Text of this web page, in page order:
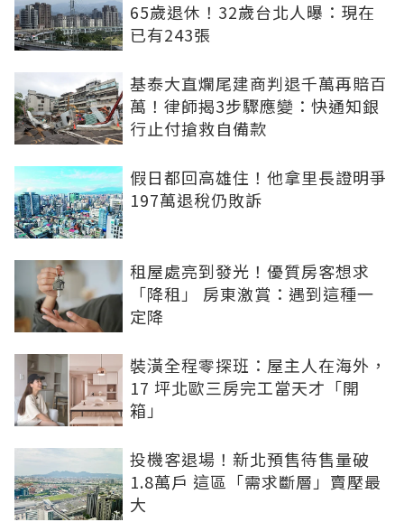
65歲退休！32歲台北人曝：現在
已有243張
基泰大直爛尾建商判退千萬再賠百
萬！律師揭3步驟應變：快通知銀
行止付搶救自備款
假日都回高雄住！他拿里長證明爭
197萬退稅仍敗訴
租屋處亮到發光！優質房客想求
「降租」 房東激賞：遇到這種一
定降
裝潢全程零探班：屋主人在海外，
17 坪北歐三房完工當天才「開
箱」
投機客退場！新北預售待售量破
1.8萬戶 這區「需求斷層」賣壓最
大